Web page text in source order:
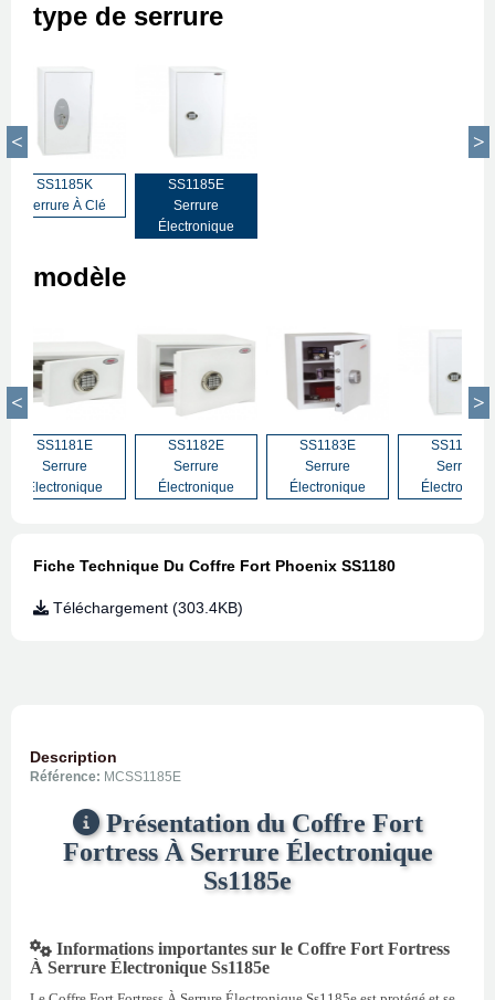
type de serrure
SS1185K
Serrure À Clé
SS1185E
Serrure
Électronique
modèle
SS1181E
Serrure
Électronique
SS1182E
Serrure
Électronique
SS1183E
Serrure
Électronique
SS1184E
Serrure
Fiche Technique Du Coffre Fort Phoenix SS1180
Téléchargement (303.4KB)
Description
Référence: MCSS1185E
Présentation du Coffre Fort
Fortress À Serrure Électronique
Ss1185e
Informations importantes sur le Coffre Fort Fortress
À Serrure Électronique Ss1185e